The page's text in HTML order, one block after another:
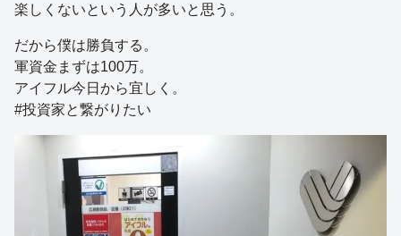
楽しくないという人が多いと思う。
だから僕は勝負する。
軍資金まずは100万。
アイフル今日から宜しく。
#投資家と繋がりたい